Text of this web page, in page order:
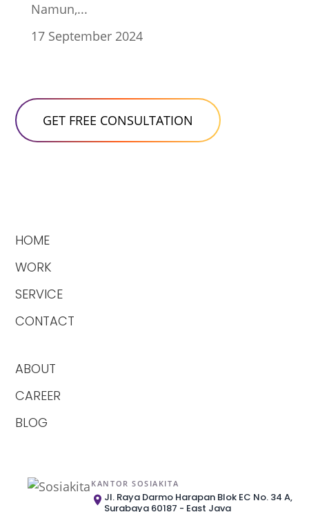
Namun,...
17 September 2024
HOME
WORK
SERVICE
CONTACT
ABOUT
CAREER
BLOG
KANTOR SOSIAKITA
Jl. Raya Darmo Harapan Blok EC No. 34 A,
Surabaya 60187 - East Java